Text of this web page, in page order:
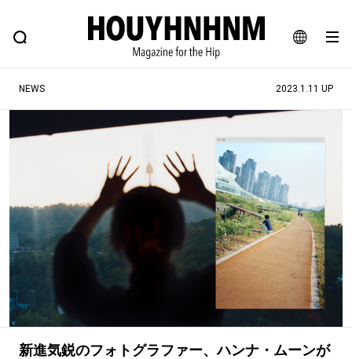
JA
EN
FEATURE BLOG SNAP
ヒップなファッション、カルチャー、ライフスタイルWEBマガジン
#SHOPPING ADDICT #憧れの逸品
#ESSENTIAL DESIGNS #古着サミット
#NEW VINTAGE #マイナーグッド図鑑
#路地裏てぃーん。 #MONTHLY JOURNAL
#フイナムのYouTube
#ととけん #FASHION #MUSIC #MOVIE
#LIFESTYLE #SNEAKER #OUTDOOR
NEWS 2023.1.11 UP
新進気鋭のフォトグラファー、ハンナ・ムーンが